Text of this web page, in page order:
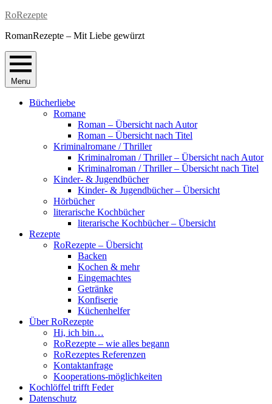
Skip
content
RoRezepte
RomanRezepte – Mit Liebe gewürzt
Menu
Bücherliebe
Romane
Roman – Übersicht nach Autor
Roman – Übersicht nach Titel
Kriminalromane / Thriller
Kriminalroman / Thriller – Übersicht nach Autor
Kriminalroman / Thriller – Übersicht nach Titel
Kinder- & Jugendbücher
Kinder- & Jugendbücher – Übersicht
Hörbücher
literarische Kochbücher
literarische Kochbücher – Übersicht
Rezepte
RoRezepte – Übersicht
Backen
Kochen & mehr
Eingemachtes
Getränke
Konfiserie
Küchenhelfer
Über RoRezepte
Hi, ich bin…
RoRezepte – wie alles begann
RoRezeptes Referenzen
Kontaktanfrage
Kooperations-möglichkeiten
Kochlöffel trifft Feder
Datenschutz